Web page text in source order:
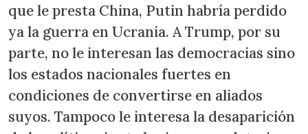
que le presta China, Putin habría perdido
ya la guerra en Ucrania. A Trump, por su
parte, no le interesan las democracias sino
los estados nacionales fuertes en
condiciones de convertirse en aliados
suyos. Tampoco le interesa la desaparición